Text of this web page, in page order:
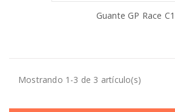
AÑADIR AL CARRITO
Guante GP Race C1
Mostrando 1-3 de 3 artículo(s)